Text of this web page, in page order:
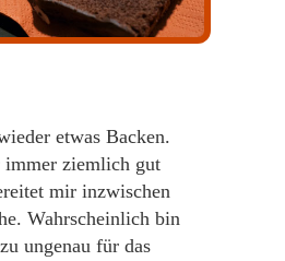
etwas Backen.
immer ziemlich gut
mir inzwischen
Wahrscheinlich bin
ungenau für das